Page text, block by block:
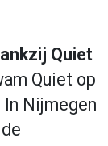
Quiet
Quiet op
In Nijmegen